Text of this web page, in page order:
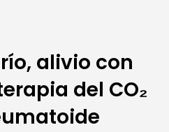
alivio con
del CO₂